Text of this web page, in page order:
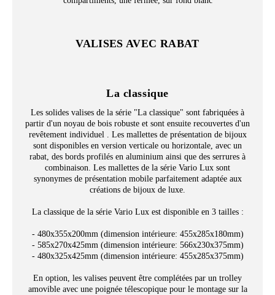
VALISES AVEC RABAT
La classique
Les solides valises de la série "La classique" sont fabriquées à
partir d'un noyau de bois robuste et sont ensuite recouvertes d'un
revêtement individuel . Les mallettes de présentation de bijoux
sont disponibles en version verticale ou horizontale, avec un
rabat, des bords profilés en aluminium ainsi que des serrures à
combinaison. Les mallettes de la série Vario Lux sont
synonymes de présentation mobile parfaitement adaptée aux
créations de bijoux de luxe.
La classique de la série Vario Lux est disponible en 3 tailles :
- 480x355x200mm (dimension intérieure: 455x285x180mm)
- 585x270x425mm (dimension intérieure: 566x230x375mm)
- 480x325x425mm (dimension intérieure: 455x285x375mm)
En option, les valises peuvent être complétées par un trolley
amovible avec une poignée télescopique pour le montage sur la